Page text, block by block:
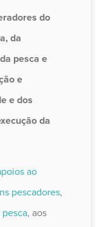
do
da
pesca e
e
e dos
da
ao
pescadores,
, aos